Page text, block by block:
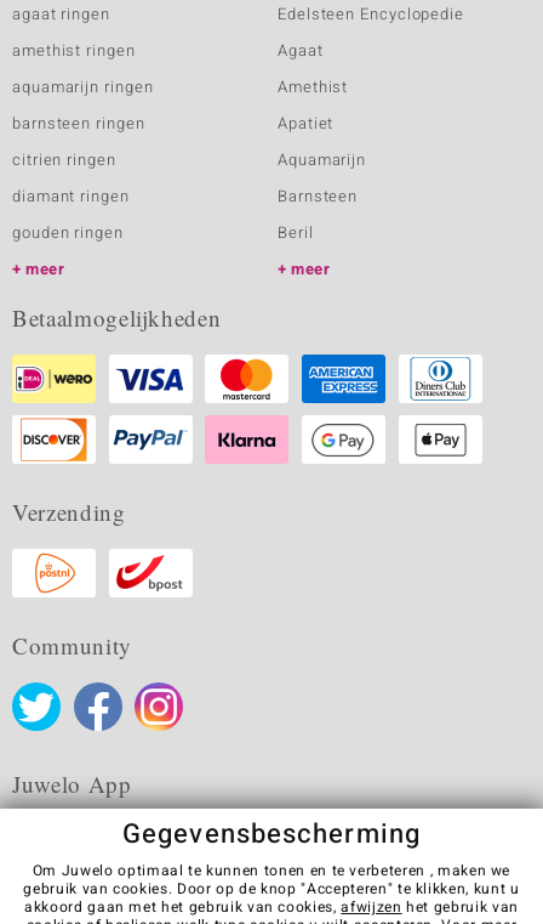
agaat ringen
amethist ringen
aquamarijn ringen
barnsteen ringen
citrien ringen
diamant ringen
gouden ringen
meer
Edelsteen Encyclopedie
Agaat
Amethist
Apatiet
Aquamarijn
Barnsteen
Beril
meer
Betaalmogelijkheden
Verzending
Community
Juwelo App
Algemene verkoopvoorwaarden Privacybeleid Cookies
Gegevensbescherming
Om Juwelo optimaal te kunnen tonen en te verbeteren , maken we
gebruik van cookies. Door op de knop "Accepteren" te klikken, kunt u
akkoord gaan met het gebruik van cookies,afwijzen het gebruik van